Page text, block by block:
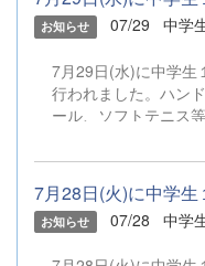
お知らせ 07/29 中学
7月29日(水)に中学生
行われました。ハン
ール、ソフトテニス
お知らせ 07/28 中学